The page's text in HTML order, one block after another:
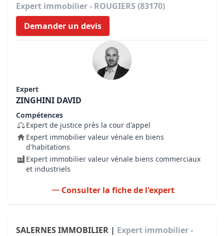
Expert immobilier - ROUGIERS (83170)
Demander un devis
Expert
ZINGHINI DAVID
Compétences
Expert de justice près la cour d'appel
Expert immobilier valeur vénale en biens
d'habitations
Expert immobilier valeur vénale biens commerciaux
et industriels
Consulter la fiche de l'expert
SALERNES IMMOBILIER | Expert immobilier -